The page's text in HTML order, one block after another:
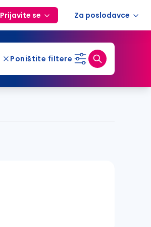
Prijavite se Za poslodavce
Poništite filtere